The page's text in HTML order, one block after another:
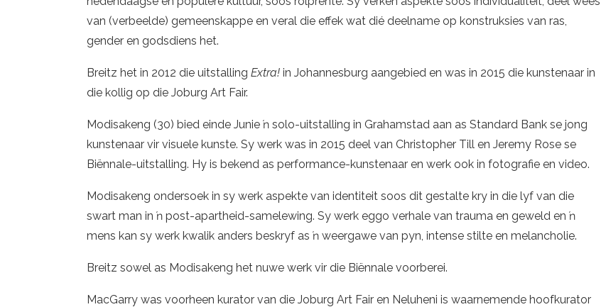
van (verbeelde) gemeenskappe en veral die effek wat dié deelname op konstruksies van ras,
gender en godsdiens het.
Breitz het in 2012 die uitstalling Extra! in Johannesburg aangebied en was in 2015 die kunstenaar in
die kollig op die Joburg Art Fair.
Modisakeng (30) bied einde Junie ŉ solo-uitstalling in Grahamstad aan as Standard Bank se jong
kunstenaar vir visuele kunste. Sy werk was in 2015 deel van Christopher Till en Jeremy Rose se
Biënnale-uitstalling. Hy is bekend as performance-kunstenaar en werk ook in fotografie en video.
Modisakeng ondersoek in sy werk aspekte van identiteit soos dit gestalte kry in die lyf van die
swart man in ŉ post-apartheid-samelewing. Sy werk eggo verhale van trauma en geweld en ŉ
mens kan sy werk kwalik anders beskryf as ŉ weergawe van pyn, intense stilte en melancholie.
Breitz sowel as Modisakeng het nuwe werk vir die Biënnale voorberei.
MacGarry was voorheen kurator van die Joburg Art Fair en Neluheni is waarnemende hoofkurator